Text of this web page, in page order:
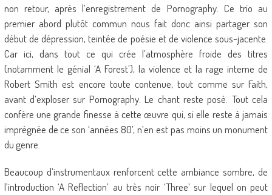
non retour, après l’enregistrement de Pornography. Ce trio au
premier abord plutôt commun nous fait donc ainsi partager son
début de dépression, teintée de poésie et de violence sous-jacente.
Car ici, dans tout ce qui crée l’atmosphère froide des titres
(notamment le génial ‘A Forest’), la violence et la rage interne de
Robert Smith est encore toute contenue, tout comme sur Faith,
avant d’exploser sur Pornography. Le chant reste posé. Tout cela
confère une grande finesse à cette œuvre qui, si elle reste à jamais
imprégnée de ce son ‘années 80’, n’en est pas moins un monument
du genre.
Beaucoup d’instrumentaux renforcent cette ambiance sombre, de
l’introduction ‘A Reflection’ au très noir ‘Three’ sur lequel on peut